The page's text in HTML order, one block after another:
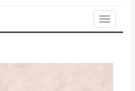
Toggle
navigation